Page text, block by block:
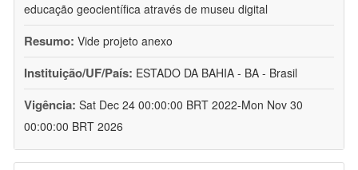
educação geocientífica através de museu digital
Resumo: Vide projeto anexo
Instituição/UF/País: ESTADO DA BAHIA - BA - Brasil
Vigência: Sat Dec 24 00:00:00 BRT 2022-Mon Nov 30
00:00:00 BRT 2026